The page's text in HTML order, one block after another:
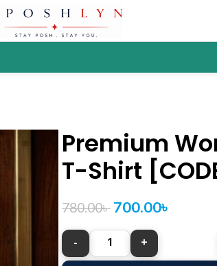
Premium
T-Shirt
780.00৳ 700.00৳